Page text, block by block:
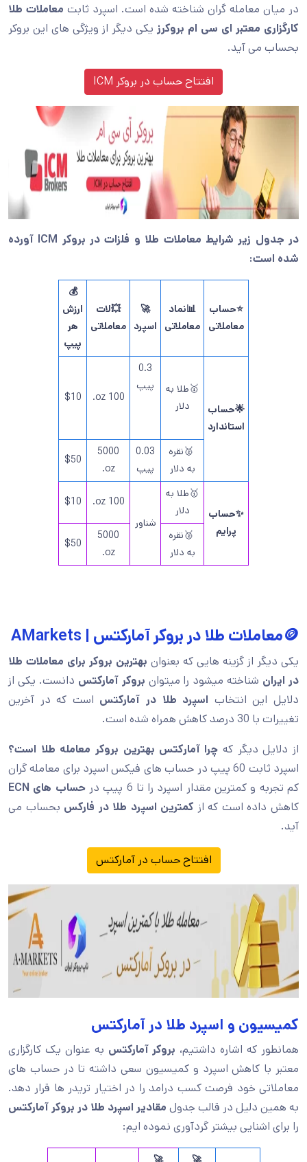
در میان معامله گران شناخته شده است. اسپرد ثابت معاملات طلا
کارگزاری معتبر ای سی ام بروکرز یکی دیگر از ویژگی های این بروکر
بحساب می آید.
افتتاح حساب در بروکر ICM
در جدول زیر شرایط معاملات طلا و فلزات در بروکر ICM آورده
شده است:
⭐حساب
معاملاتی
📊نماد
معاملاتی
🚀
اسپرد
💥لات
معاملاتی
💰
ارزش
هر
پیپ
🌟حساب
استاندارد
🥇طلا به
دلار
0.3
پیپ
100 oz.
$10
🥈نقره
به دلار
0.03
پیپ
5000
oz.
$50
✨حساب
پرایم
🥇طلا به
دلار
شناور
100 oz.
$10
🥈نقره
به دلار
5000
oz.
$50
🪙معاملات طلا در بروکر آمارکتس | AMarkets
یکی دیگر از گزینه هایی که بعنوان بهترین بروکر برای معاملات طلا
در ایران شناخته میشود را میتوان بروکر آمارکتس دانست. یکی از
دلایل این انتخاب اسپرد طلا در آمارکتس است که در آخرین
تغییرات با 30 درصد کاهش همراه شده است.
از دلایل دیگر که چرا آمارکتس بهترین بروکر معامله طلا است؟
اسپرد ثابت 60 پیپ در حساب های فیکس اسپرد برای معامله گران
کم تجربه و کمترین مقدار اسپرد را تا 6 پیپ در
حساب های ECN
کاهش داده است که از کمترین اسپرد طلا در فارکس بحساب می
آید.
افتتاح حساب در آمارکتس
کمیسیون و اسپرد طلا در آمارکتس
همانطور که اشاره داشتیم، بروکر آمارکتس به عنوان یک کارگزاری
معتبر با کاهش اسپرد و کمیسیون سعی داشته تا در حساب های
معاملاتی خود فرصت کسب درامد را در اختیار تریدر ها قرار دهد.
به همین دلیل در قالب جدول مقادیر اسپرد طلا در بروکر آمارکتس
را برای اشنایی بیشتر گردآوری نموده ایم: